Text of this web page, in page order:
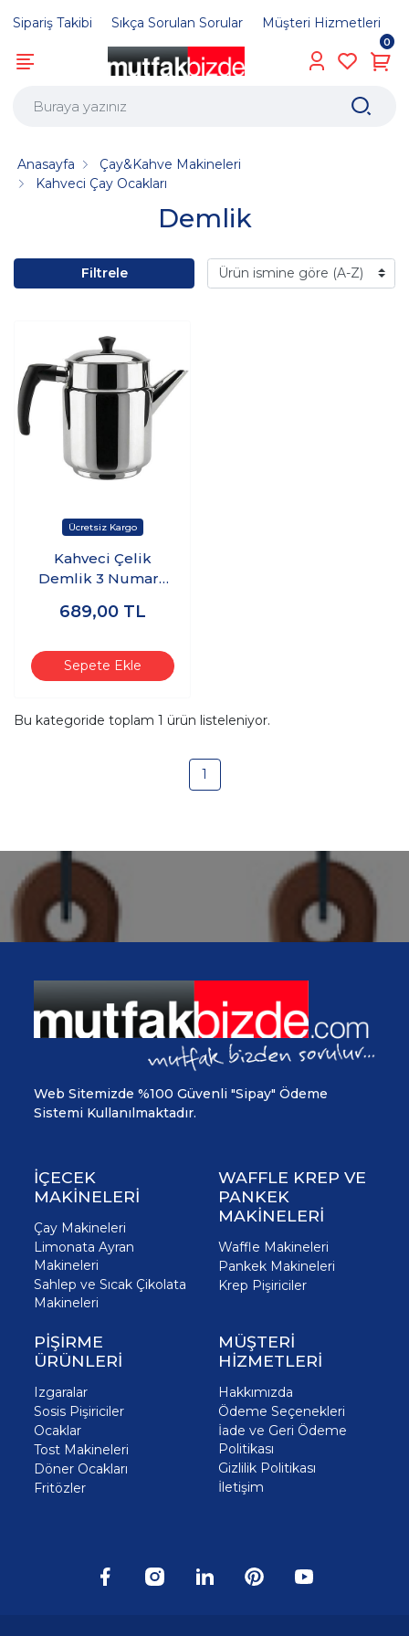
Sipariş Takibi Sıkça Sorulan Sorular Müşteri Hizmetleri
0
Demlik
Anasayfa
Çay&Kahve Makineleri
Kahveci Çay Ocakları
Filtrele
Kahveci Çelik
Demlik 3 Numara
689,00 TL
Sepete Ekle
Bu kategoride toplam 1 ürün listeleniyor.
1
Web Sitemizde %100 Güvenli "Sipay" Ödeme
Sistemi Kullanılmaktadır.
İÇECEK
MAKİNELERİ
Çay Makineleri
Limonata Ayran
Makineleri
Sahlep ve Sıcak Çikolata
Makineleri
WAFFLE KREP VE
PANKEK
MAKİNELERİ
Waffle Makineleri
Pankek Makineleri
Krep Pişiriciler
PİŞİRME
ÜRÜNLERİ
Izgaralar
Sosis Pişiriciler
Ocaklar
Tost Makineleri
Döner Ocakları
Fritözler
MÜŞTERİ
HİZMETLERİ
Hakkımızda
Ödeme Seçenekleri
İade ve Geri Ödeme
Politikası
Gizlilik Politikası
İletişim